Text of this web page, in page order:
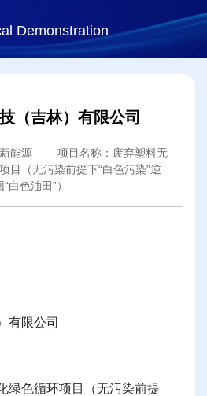
Demonstration
（吉林）有限公司
新能源 项目名称：废弃塑料无
目（无污染前提下“白色污染”逆
“白色油田”）
有限公司
绿色循环项目（无污染前提